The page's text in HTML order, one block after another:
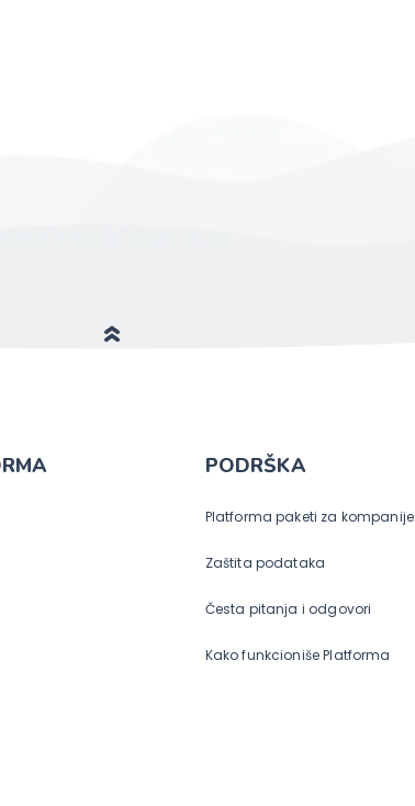
PODRŠKA
Platforma paketi za kompanije
Zaštita podataka
Česta pitanja i odgovori
Kako funkcioniše Platforma